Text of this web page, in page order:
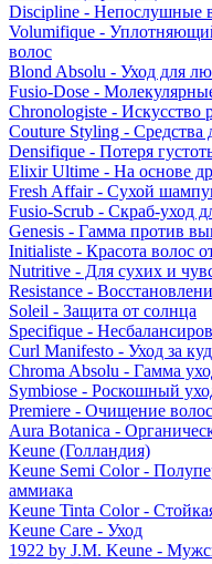
Discipline - Непослушные
Volumifique -
волос
Blond Absolu - Уход для
Fusio-Dose -
Chronologiste - Искусство
Couture Styling - Средства
Densifique - Потеря
Elixir Ultime - На основе
Fresh Affair - Сухой
Fusio-Scrub - Скраб-уход
Genesis - Гамма против
Initialiste - Красота волос
Nutritive - Для сухих и
Resistance -
Soleil - Защита от солнца
Specifique -
Curl Manifesto - Уход за
Chroma Absolu - Гамма
Symbiose - Роскошный
Premiere - Очищение
Aura Botanica -
Keune (Голландия)
Keune Semi Color -
аммиака
Keune Tinta Color -
Keune Care - Уход
1922 by J.M. Keune -